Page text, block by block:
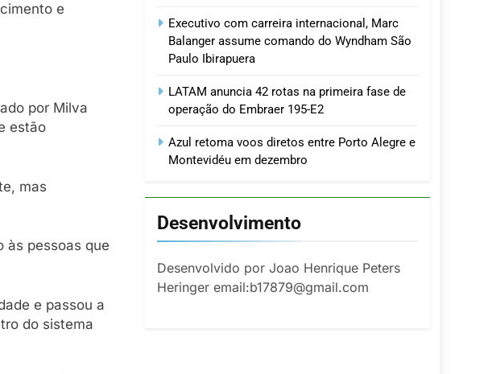
e
por Milva
estão
mas
às pessoas que
e passou a
do sistema
Executivo com carreira internacional, Marc
Balanger assume comando do Wyndham São
Paulo Ibirapuera
LATAM anuncia 42 rotas na primeira fase de
operação do Embraer 195-E2
Azul retoma voos diretos entre Porto Alegre e
Montevidéu em dezembro
Desenvolvimento
Desenvolvido por Joao Henrique Peters
Heringer email:b17879@gmail.com